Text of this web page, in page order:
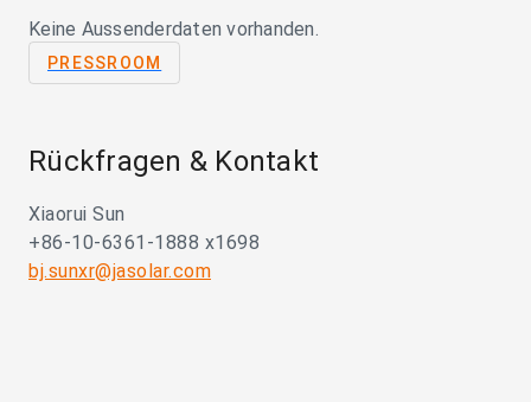
Keine Aussenderdaten vorhanden.
PRESSROOM
Rückfragen & Kontakt
Xiaorui Sun
+86-10-6361-1888 x1698
bj.sunxr@jasolar.com